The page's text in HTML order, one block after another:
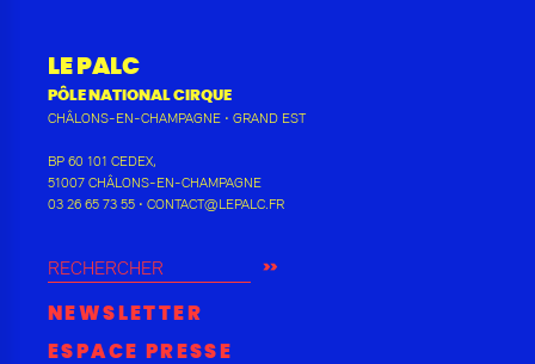
LE PALC
PÔLE NATIONAL CIRQUE
CHÂLONS-EN-CHAMPAGNE • GRAND EST
BP 60 101 CEDEX,
51007 CHÂLONS-EN-CHAMPAGNE
03 26 65 73 55 • CONTACT@LEPALC.FR
RECHERCHER
NEWSLETTER
ESPACE PRESSE